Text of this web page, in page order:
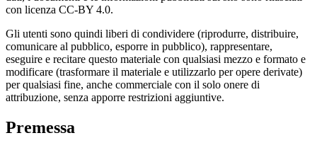
con licenza CC-BY 4.0.
Gli utenti sono quindi liberi di condividere (riprodurre, distribuire,
comunicare al pubblico, esporre in pubblico), rappresentare,
eseguire e recitare questo materiale con qualsiasi mezzo e formato e
modificare (trasformare il materiale e utilizzarlo per opere derivate)
per qualsiasi fine, anche commerciale con il solo onere di
attribuzione, senza apporre restrizioni aggiuntive.
Premessa